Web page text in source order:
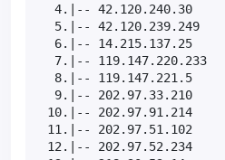
4.|-- 42.120.240.30
5.|-- 42.120.239.249
6.|-- 14.215.137.25
7.|-- 119.147.220.233
8.|-- 119.147.221.5
9.|-- 202.97.33.210
10.|--
11.|-- 202.97.51.102
12.|-- 202.97.52.234